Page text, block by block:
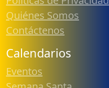
Quiénes Somos
Contáctenos
Calendarios
Eventos